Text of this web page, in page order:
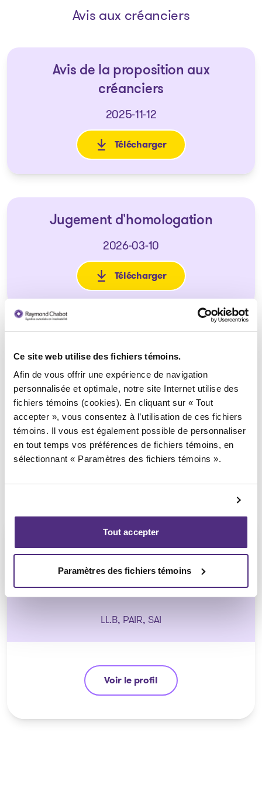
Ce site web utilise des fichiers témoins.
Afin de vous offrir une expérience de navigation
personnalisée et optimale, notre site Internet utilise des
fichiers témoins (cookies). En cliquant sur « Tout
accepter », vous consentez à l’utilisation de ces fichiers
témoins. Il vous est également possible de personnaliser
en tout temps vos préférences de fichiers témoins, en
sélectionnant « Paramètres des fichiers témoins ».
Tout accepter
Paramètres des fichiers témoins
Avis aux créanciers
Avis de la proposition aux
créanciers
2025-11-12
Télécharger
: Avis de la proposition aux
Jugement d'homologation
2026-03-10
Télécharger
: Jugement d'homologation
Syndic responsable du dossier
Guyllaume Amiot
LL.B, PAIR, SAI
Voir le profil
Guyllaume Amiot